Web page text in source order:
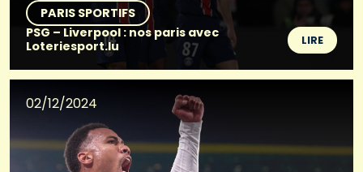
PARIS SPORTIFS
PSG – Liverpool : nos paris avec
Loteriesport.lu
LIRE
02/12/2024